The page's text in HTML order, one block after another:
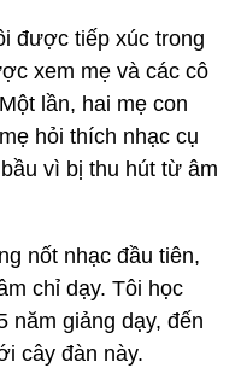
được tiếp xúc trong
xem mẹ và các cô
lần, hai mẹ con
hỏi thích nhạc cụ
vì bị thu hút từ âm
nốt nhạc đầu tiên,
chỉ dạy. Tôi học
năm giảng dạy, đến
cây đàn này.